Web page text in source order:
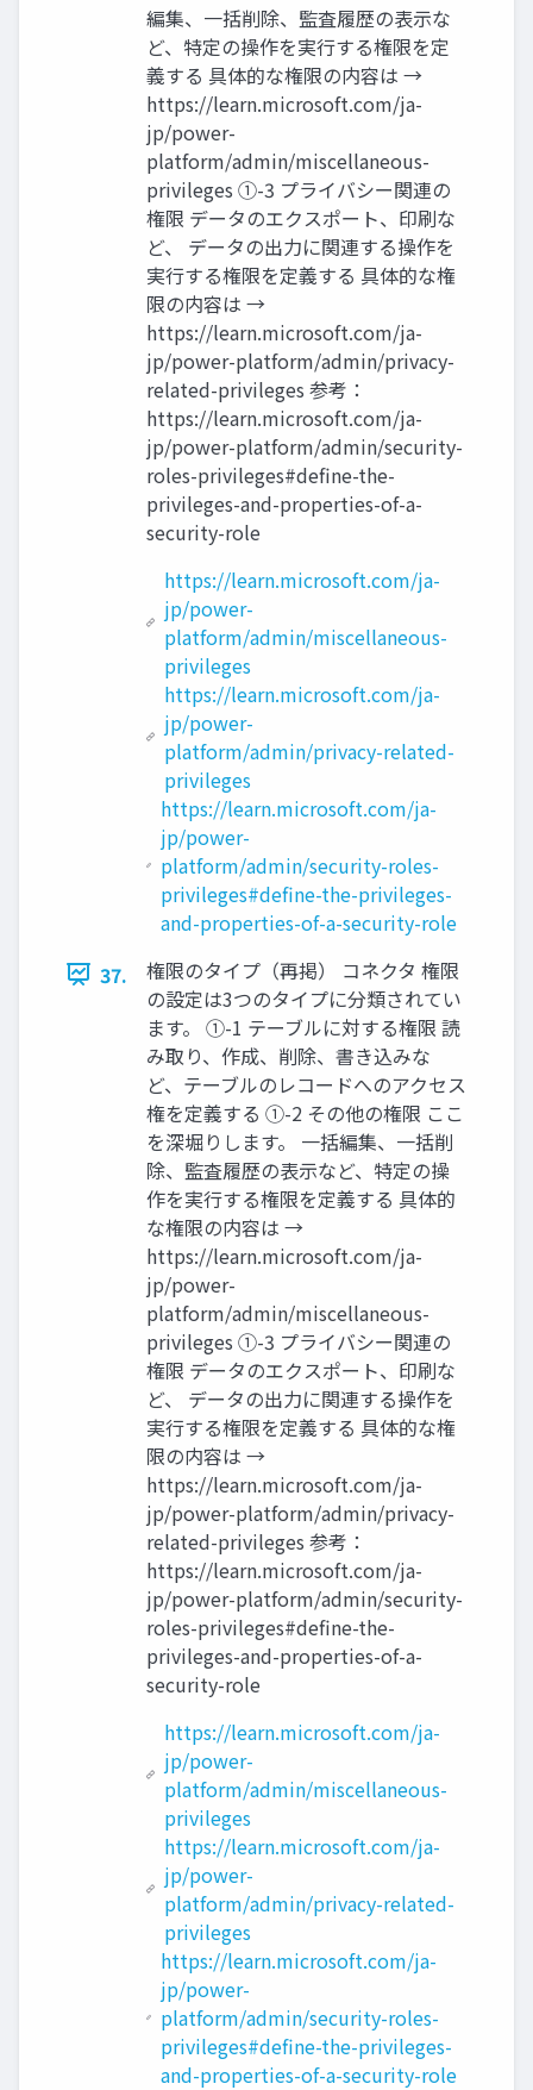
編集、一括削除、監査履歴の表示な
ど、特定の操作を実行する権限を定
義する 具体的な権限の内容は →
https://learn.microsoft.com/ja-
jp/power-
platform/admin/miscellaneous-
privileges ①-3 プライバシー関連の
権限 データのエクスポート、印刷な
ど、 データの出力に関連する操作を
実行する権限を定義する 具体的な権
限の内容は →
https://learn.microsoft.com/ja-
jp/power-platform/admin/privacy-
related-privileges 参考：
https://learn.microsoft.com/ja-
jp/power-platform/admin/security-
roles-privileges#define-the-
privileges-and-properties-of-a-
security-role
https://learn.microsoft.com/ja-
jp/power-
platform/admin/miscellaneous-
privileges
https://learn.microsoft.com/ja-
jp/power-
platform/admin/privacy-related-
privileges
https://learn.microsoft.com/ja-
jp/power-
platform/admin/security-roles-
privileges#define-the-privileges-
and-properties-of-a-security-role
37.
権限のタイプ（再掲） コネクタ 権限
の設定は3つのタイプに分類されてい
ます。 ①-1 テーブルに対する権限 読
み取り、作成、削除、書き込みな
ど、テーブルのレコードへのアクセス
権を定義する ①-2 その他の権限 ここ
を深堀りします。 一括編集、一括削
除、監査履歴の表示など、特定の操
作を実行する権限を定義する 具体的
な権限の内容は →
https://learn.microsoft.com/ja-
jp/power-
platform/admin/miscellaneous-
privileges ①-3 プライバシー関連の
権限 データのエクスポート、印刷な
ど、 データの出力に関連する操作を
実行する権限を定義する 具体的な権
限の内容は →
https://learn.microsoft.com/ja-
jp/power-platform/admin/privacy-
related-privileges 参考：
https://learn.microsoft.com/ja-
jp/power-platform/admin/security-
roles-privileges#define-the-
privileges-and-properties-of-a-
security-role
https://learn.microsoft.com/ja-
jp/power-
platform/admin/miscellaneous-
privileges
https://learn.microsoft.com/ja-
jp/power-
platform/admin/privacy-related-
privileges
https://learn.microsoft.com/ja-
jp/power-
platform/admin/security-roles-
privileges#define-the-privileges-
and-properties-of-a-security-role